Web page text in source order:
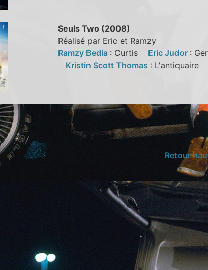
Seuls Two (2008)
Réalisé par Eric et Ramzy
Ramzy Bedia : Curtis Eric Judor :
Kristin Scott Thomas : L'antiquaire
Retour